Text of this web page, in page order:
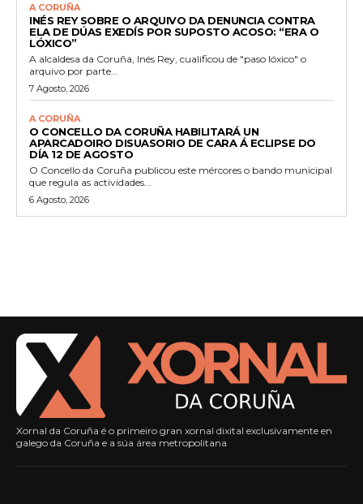
A CORUÑA
INÉS REY SOBRE O ARQUIVO DA DENUNCIA CONTRA
ELA DE DÚAS EXEDÍS POR SUPOSTO ACOSO: “ERA O
LÓXICO”
A alcaldesa da Coruña, Inés Rey, cualificou de "paso lóxico" o
arquivo por parte...
7 Agosto, 2026
A CORUÑA
O CONCELLO DA CORUÑA HABILITARÁ UN
APARCADOIRO DISUASORIO DE CARA Á ECLIPSE DO
DÍA 12 DE AGOSTO
O Concello da Coruña publicou este mércores o bando municipal
que regula as actividades...
6 Agosto, 2026
Xornal da Coruña é o primeiro gran xornal dixital exclusivamente en
galego da Coruña e a súa área metropolitana